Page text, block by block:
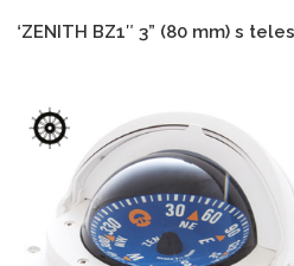
“ZENITH BZ1″ 3” (80 mm) s